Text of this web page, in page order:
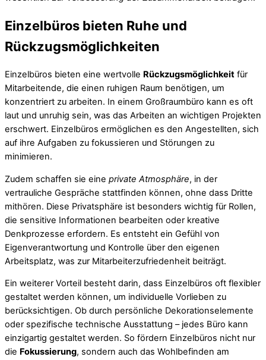
Einzelbüros bieten Ruhe und
Rückzugsmöglichkeiten
Einzelbüros bieten eine wertvolle Rückzugsmöglichkeit für
Mitarbeitende, die einen ruhigen Raum benötigen, um
konzentriert zu arbeiten. In einem Großraumbüro kann es oft
laut und unruhig sein, was das Arbeiten an wichtigen Projekten
erschwert. Einzelbüros ermöglichen es den Angestellten, sich
auf ihre Aufgaben zu fokussieren und Störungen zu
minimieren.
Zudem schaffen sie eine private Atmosphäre, in der
vertrauliche Gespräche stattfinden können, ohne dass Dritte
mithören. Diese Privatsphäre ist besonders wichtig für Rollen,
die sensitive Informationen bearbeiten oder kreative
Denkprozesse erfordern. Es entsteht ein Gefühl von
Eigenverantwortung und Kontrolle über den eigenen
Arbeitsplatz, was zur Mitarbeiterzufriedenheit beiträgt.
Ein weiterer Vorteil besteht darin, dass Einzelbüros oft flexibler
gestaltet werden können, um individuelle Vorlieben zu
berücksichtigen. Ob durch persönliche Dekorationselemente
oder spezifische technische Ausstattung – jedes Büro kann
einzigartig gestaltet werden. So fördern Einzelbüros nicht nur
die Fokussierung, sondern auch das Wohlbefinden am